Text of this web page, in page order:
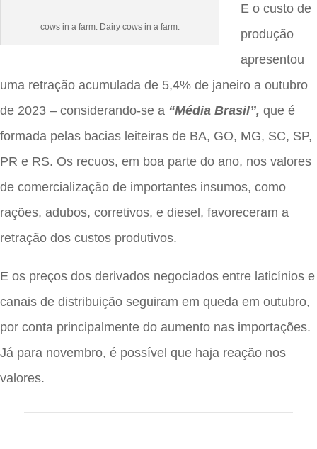
cows in a farm. Dairy cows in a farm.
E o custo de
produção
apresentou
uma retração acumulada de 5,4% de janeiro a outubro
de 2023 – considerando-se a “Média Brasil”, que é
formada pelas bacias leiteiras de BA, GO, MG, SC, SP,
PR e RS. Os recuos, em boa parte do ano, nos valores
de comercialização de importantes insumos, como
rações, adubos, corretivos, e diesel, favoreceram a
retração dos custos produtivos.
E os preços dos derivados negociados entre laticínios e
canais de distribuição seguiram em queda em outubro,
por conta principalmente do aumento nas importações.
Já para novembro, é possível que haja reação nos
valores.